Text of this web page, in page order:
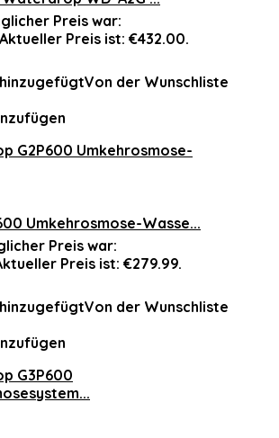
Preis war:
Aktueller Preis ist: €432.00.
Von der Wunschliste
Umkehrosmose-Wasse...
Preis war:
Preis ist: €279.99.
Von der Wunschliste